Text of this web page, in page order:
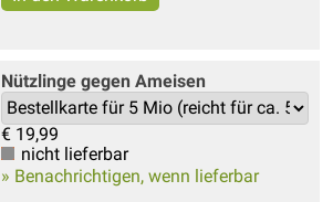
Nützlinge gegen Ameisen
€ 19,99
nicht lieferbar
» Benachrichtigen, wenn lieferbar